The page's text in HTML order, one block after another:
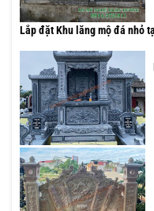
Lắp đặt Khu lăng mộ đá nhỏ